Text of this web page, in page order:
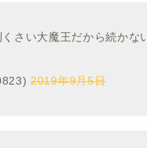
さい大魔王だから続かな
2019年9月5日